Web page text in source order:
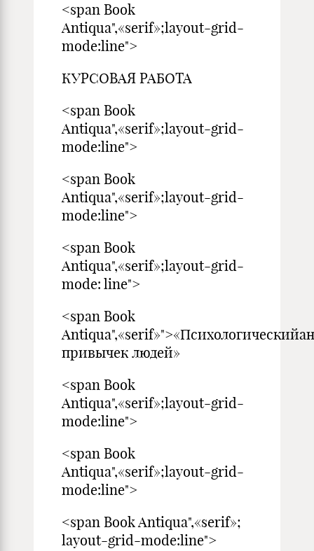
<span Book
Antiqua",«serif»;layout-grid-
mode:line">
КУРСОВАЯ РАБОТА
<span Book
Antiqua",«serif»;layout-grid-
mode:line">
<span Book
Antiqua",«serif»;layout-grid-
mode:line">
<span Book
Antiqua",«serif»;layout-grid-
mode: line">
<span Book
привычек людей»
<span Book
Antiqua",«serif»;layout-grid-
mode:line">
<span Book
Antiqua",«serif»;layout-grid-
mode:line">
<span Book Antiqua",«serif»;
layout-grid-mode:line">